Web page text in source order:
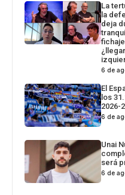
La
la
deja
6 de
El
los
2026-
6 de
Unai
será
6 de